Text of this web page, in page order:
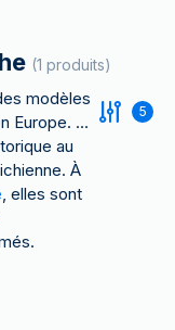
(1 produits)
modèles
Europe. En
au
À
, elles sont
5